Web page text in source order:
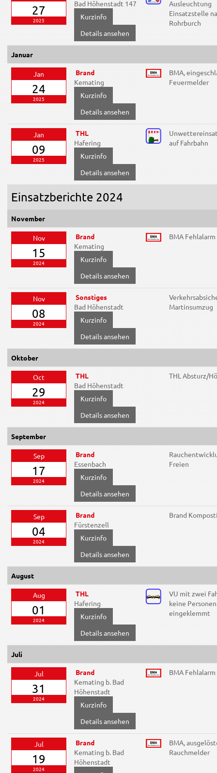
27
2025
Bad Höhenstadt 147
Details ansehen
Ausleuchtung
Einsatzstelle
Rohrburch
Januar
Jan
24
2025
Brand
Kemating
Details ansehen
BMA,
Feuermelder
Jan
09
2025
THL
Hafering
Details ansehen
auf Fahrbahn
Einsatzberichte 2024
November
Nov
15
2024
Brand
Kemating
Details ansehen
BMA Fehlalarm
Nov
08
2024
Sonstiges
Bad Höhenstadt
Details ansehen
Martinsumzug
Oktober
Oct
29
2024
THL
Bad Höhenstadt
Details ansehen
THL Absturz/
September
Sep
17
2024
Brand
Essenbach
Details ansehen
Freien
Sep
04
2024
Brand
Fürstenzell
Details ansehen
Brand
August
Aug
01
2024
THL
Hafering
Details ansehen
VU mit zwei
keine Personen
eingeklemmt
Juli
Jul
31
2024
Brand
Kemating b. Bad
Höhenstadt
Details ansehen
BMA Fehlalarm
Jul
19
2024
Brand
Kemating b. Bad
Höhenstadt
BMA,
Rauchmelder